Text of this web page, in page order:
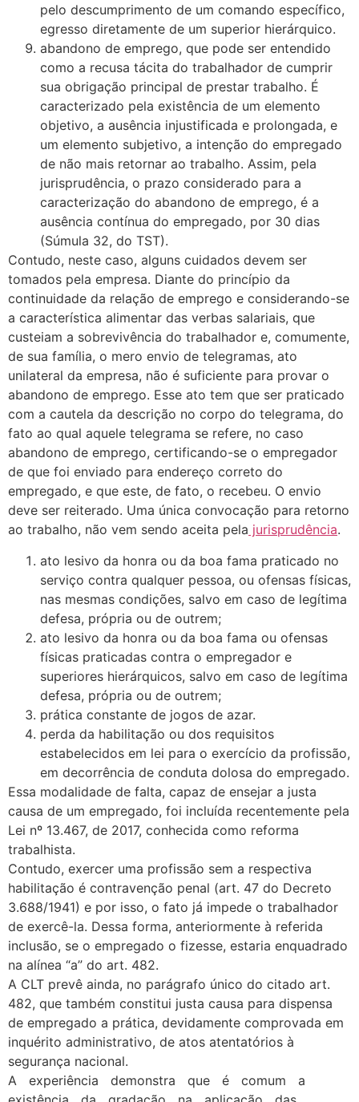
pelo descumprimento de um comando específico,
egresso diretamente de um superior hierárquico.
abandono de emprego, que pode ser entendido
como a recusa tácita do trabalhador de cumprir
sua obrigação principal de prestar trabalho. É
caracterizado pela existência de um elemento
objetivo, a ausência injustificada e prolongada, e
um elemento subjetivo, a intenção do empregado
de não mais retornar ao trabalho. Assim, pela
jurisprudência, o prazo considerado para a
caracterização do abandono de emprego, é a
ausência contínua do empregado, por 30 dias
(Súmula 32, do TST).
Contudo, neste caso, alguns cuidados devem ser
tomados pela empresa. Diante do princípio da
continuidade da relação de emprego e considerando-se
a característica alimentar das verbas salariais, que
custeiam a sobrevivência do trabalhador e, comumente,
de sua família, o mero envio de telegramas, ato
unilateral da empresa, não é suficiente para provar o
abandono de emprego. Esse ato tem que ser praticado
com a cautela da descrição no corpo do telegrama, do
fato ao qual aquele telegrama se refere, no caso
abandono de emprego, certificando-se o empregador
de que foi enviado para endereço correto do
empregado, e que este, de fato, o recebeu. O envio
deve ser reiterado. Uma única convocação para retorno
ao trabalho, não vem sendo aceita pela jurisprudência.
ato lesivo da honra ou da boa fama praticado no
serviço contra qualquer pessoa, ou ofensas físicas,
nas mesmas condições, salvo em caso de legítima
defesa, própria ou de outrem;
ato lesivo da honra ou da boa fama ou ofensas
físicas praticadas contra o empregador e
superiores hierárquicos, salvo em caso de legítima
defesa, própria ou de outrem;
prática constante de jogos de azar.
perda da habilitação ou dos requisitos
estabelecidos em lei para o exercício da profissão,
em decorrência de conduta dolosa do empregado.
Essa modalidade de falta, capaz de ensejar a justa
causa de um empregado, foi incluída recentemente pela
Lei nº 13.467, de 2017, conhecida como reforma
trabalhista.
Contudo, exercer uma profissão sem a respectiva
habilitação é contravenção penal (art. 47 do Decreto
3.688/1941) e por isso, o fato já impede o trabalhador
de exercê-la. Dessa forma, anteriormente à referida
inclusão, se o empregado o fizesse, estaria enquadrado
na alínea “a” do art. 482.
A CLT prevê ainda, no parágrafo único do citado art.
482, que também constitui justa causa para dispensa
de empregado a prática, devidamente comprovada em
inquérito administrativo, de atos atentatórios à
segurança nacional.
A experiência demonstra que é comum a